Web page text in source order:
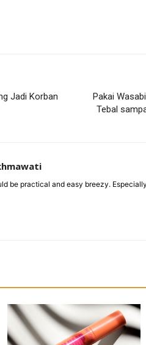
Jadi Korban
Pakai
Tebal
be practical and easy breezy.